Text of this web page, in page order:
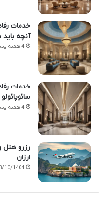
خدمات
آنچه باید
4 هفته پیش
خدمات
سائوپائولو
4 هفته پیش
رزرو هتل
ارزان
10/1404